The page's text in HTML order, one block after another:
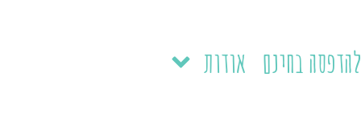
בחינם אודות